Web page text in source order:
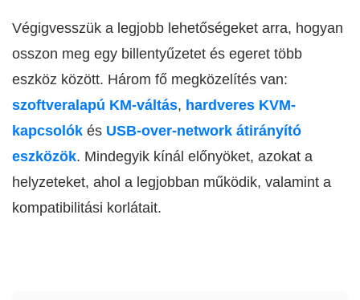
Végigvesszük a legjobb lehetőségeket arra, hogyan
osszon meg egy billentyűzetet és egeret több
eszköz között. Három fő megközelítés van:
szoftveralapú KM-váltás, hardveres KVM-
kapcsolók és USB-over-network átirányító
eszközök. Mindegyik kínál előnyöket, azokat a
helyzeteket, ahol a legjobban működik, valamint a
kompatibilitási korlátait.